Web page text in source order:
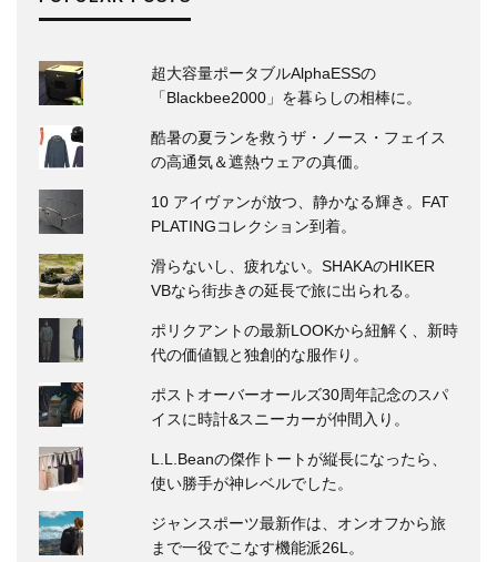
超大容量ポータブルAlphaESSの
「Blackbee2000」を暮らしの相棒に。
酷暑の夏ランを救うザ・ノース・フェイス
の高通気＆遮熱ウェアの真価。
10 アイヴァンが放つ、静かなる輝き。FAT
PLATINGコレクション到着。
滑らないし、疲れない。SHAKAのHIKER
VBなら街歩きの延長で旅に出られる。
ポリクアントの最新LOOKから紐解く、新時
代の価値観と独創的な服作り。
ポストオーバーオールズ30周年記念のスパ
イスに時計&スニーカーが仲間入り。
L.L.Beanの傑作トートが縦長になったら、
使い勝手が神レベルでした。
ジャンスポーツ最新作は、オンオフから旅
まで一役でこなす機能派26L。